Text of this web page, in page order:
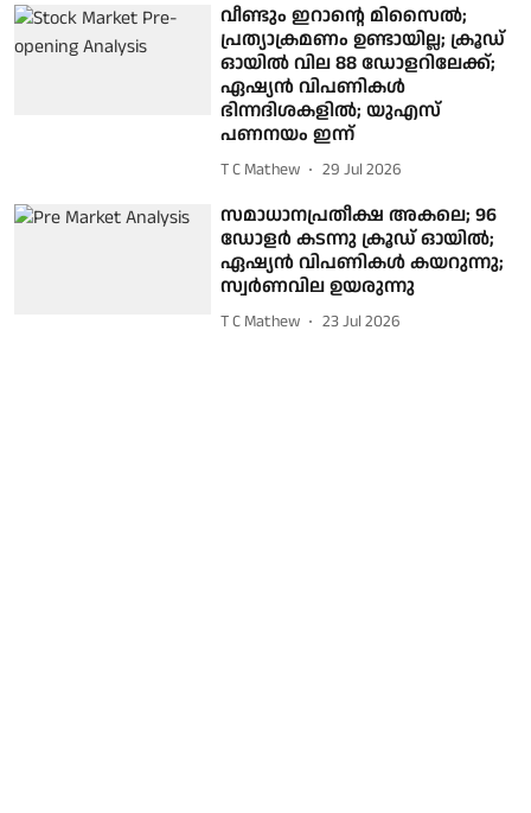
വീണ്ടും ഇറാൻ്റെ മിസൈൽ;
പ്രത്യാക്രമണം ഉണ്ടായില്ല; ക്രൂഡ്
ഓയിൽ വില 88 ഡോളറിലേക്ക്;
ഏഷ്യൻ വിപണികൾ
ഭിന്നദിശകളിൽ; യുഎസ്
പണനയം ഇന്ന്
T C Mathew 29 Jul 2026
സമാധാനപ്രതീക്ഷ അകലെ; 96
ഡോളർ കടന്നു ക്രൂഡ് ഓയിൽ;
ഏഷ്യൻ വിപണികൾ കയറുന്നു;
സ്വർണവില ഉയരുന്നു
T C Mathew 23 Jul 2026